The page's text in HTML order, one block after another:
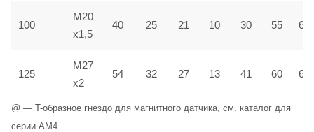
100
M20
x1,5
40 25 21 10 30 55 6,5
125
M27
x2
54 32 27 13 41 60 6,5
@ — T-образное гнездо для магнитного датчика, см. каталог для
серии AM4.